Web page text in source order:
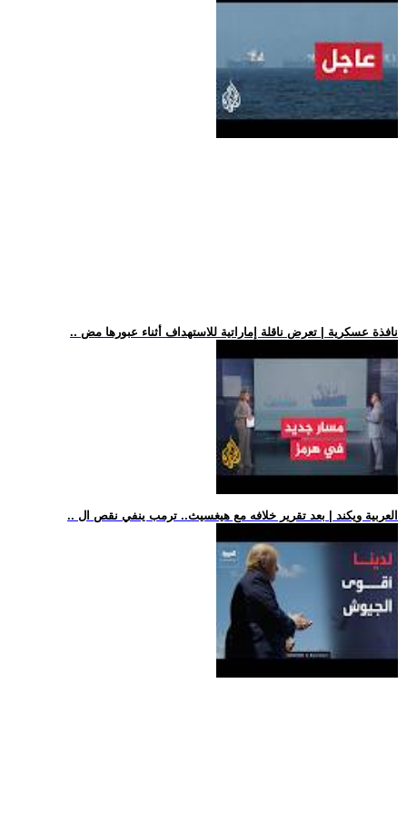
.. نافذة عسكرية | تعرض ناقلة إماراتية للاستهداف أثناء عبورها مض
.. العربية ويكند | بعد تقرير خلافه مع هيغسيث.. ترمب ينفي نقص ال